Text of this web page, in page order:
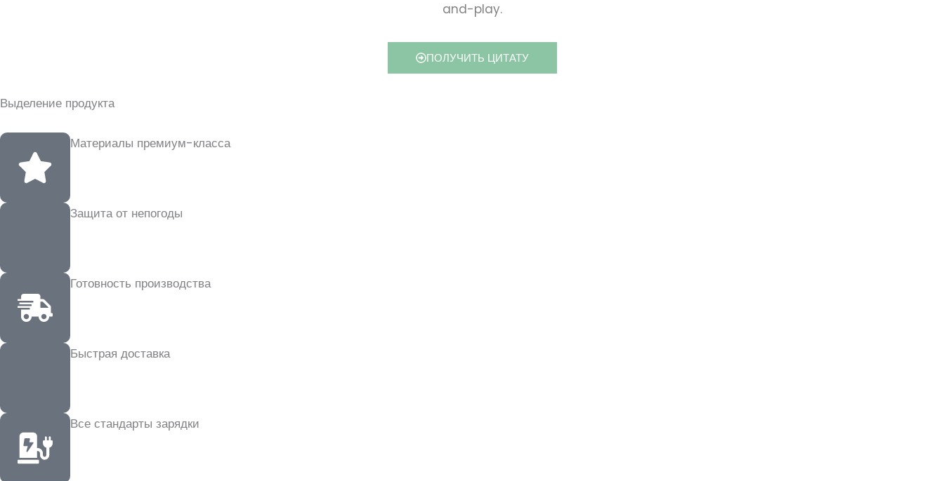
and-play.
ПОЛУЧИТЬ ЦИТАТУ
Выделение продукта
Материалы премиум-класса
Защита от непогоды
Готовность производства
Быстрая доставка
Все стандарты зарядки